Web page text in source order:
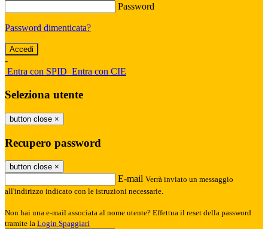
Password
Password dimenticata?
-
Entra con SPID Entra con CIE
Seleziona utente
button close ×
Recupero password
button close ×
E-mail Verrà inviato un messaggio
all'indirizzo indicato con le istruzioni necessarie.
Non hai una e-mail associata al nome utente? Effettua il reset della password
tramite la Login Spaggiari